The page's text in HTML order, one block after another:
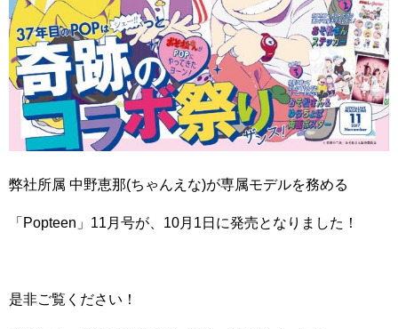
弊社所属 中野恵那(ちゃんえな)が専属モデルを務める
「Popteen」11月号が、10月1日に発売となりました！
是非ご覧ください！